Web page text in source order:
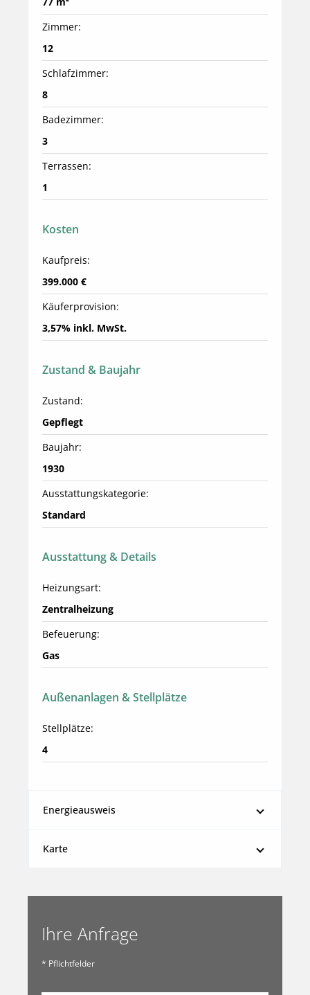
Zimmer:
12
Schlafzimmer:
8
Badezimmer:
3
Terrassen:
1
Kosten
Kaufpreis:
399.000 €
Käuferprovision:
3,57% inkl. MwSt.
Zustand & Baujahr
Zustand:
Gepflegt
Baujahr:
1930
Ausstattungskategorie:
Standard
Ausstattung & Details
Heizungsart:
Zentralheizung
Befeuerung:
Gas
Außenanlagen & Stellplätze
Stellplätze:
4
Energieausweis
Karte
Ihre Anfrage
* Pflichtfelder